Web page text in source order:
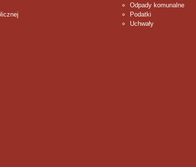
Odpady komunalne
Podatki
Uchwały